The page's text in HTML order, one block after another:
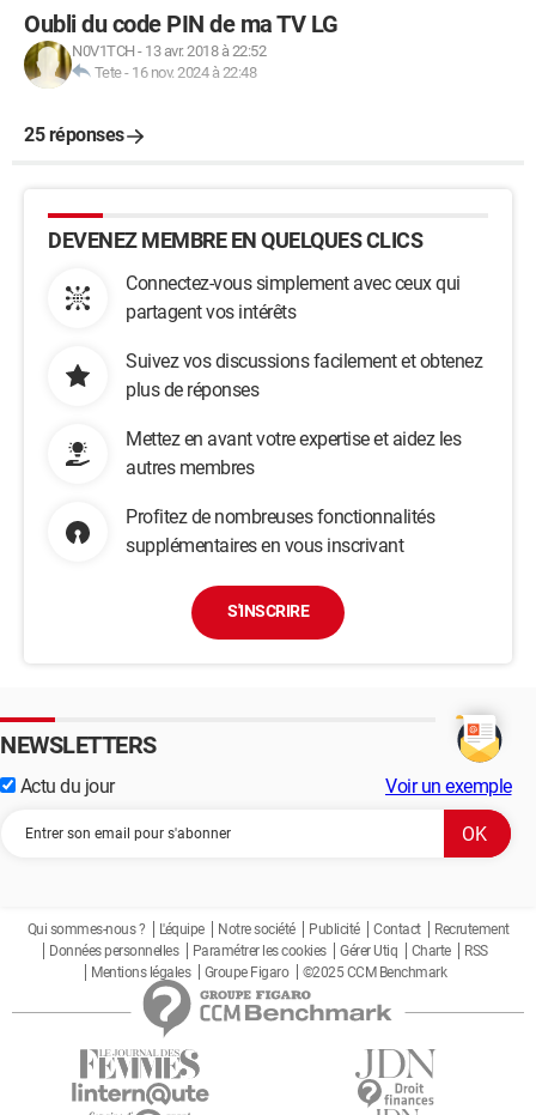
Oubli du code PIN de ma TV LG
N0V1TCH - 13 avr. 2018 à 22:52
Tete- 16 nov. 2024 à 22:48
25 réponses
DEVENEZ MEMBRE EN QUELQUES CLICS
Connectez-vous simplement avec ceux qui
partagent vos intérêts
Suivez vos discussions facilement et obtenez
plus de réponses
Mettez en avant votre expertise et aidez les
autres membres
Profitez de nombreuses fonctionnalités
supplémentaires en vous inscrivant
S'INSCRIRE
NEWSLETTERS
Actu du jour Voir un exemple
Qui sommes-nous ? L'équipe Notre société Publicité Contact
Recrutement
Données personnelles
Paramétrer les cookies Gérer Utiq Charte
RSS
Mentions légales
Groupe Figaro ©2025 CCM Benchmark